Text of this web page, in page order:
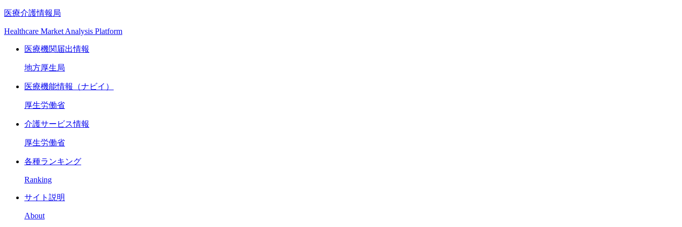
医療介護情報局
Healthcare Market Analysis Platform
医療機関届出情報
地方厚生局
医療機能情報（ナビイ）
厚生労働省
介護サービス情報
厚生労働省
各種ランキング
Ranking
サイト説明
About